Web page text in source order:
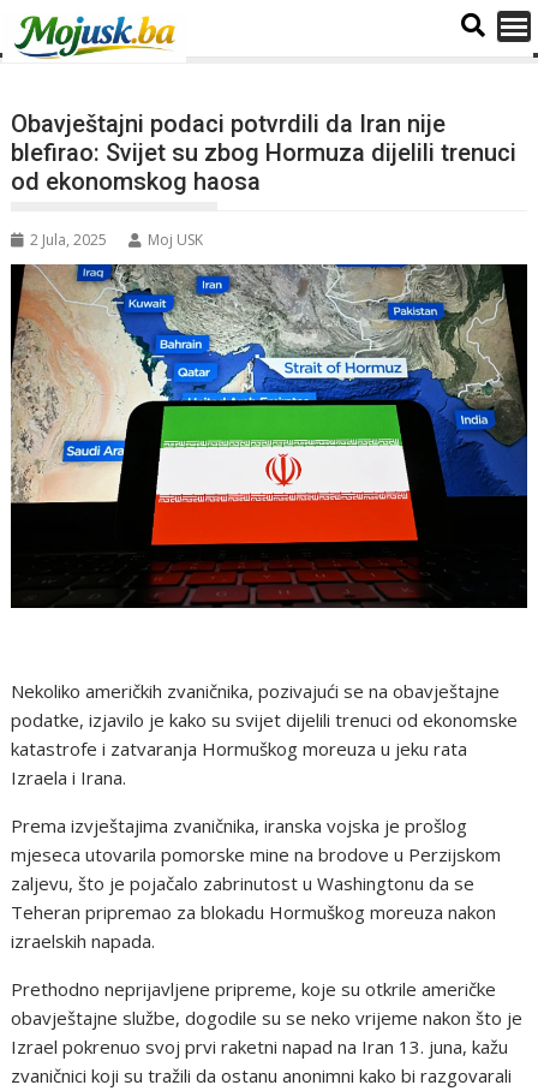
Obavještajni podaci potvrdili da Iran nije
blefirao: Svijet su zbog Hormuza dijelili trenuci
od ekonomskog haosa
2 Jula, 2025 Moj USK
Nekoliko američkih zvaničnika, pozivajući se na obavještajne
podatke, izjavilo je kako su svijet dijelili trenuci od ekonomske
katastrofe i zatvaranja Hormuškog moreuza u jeku rata
Izraela i Irana.
Prema izvještajima zvaničnika, iranska vojska je prošlog
mjeseca utovarila pomorske mine na brodove u Perzijskom
zaljevu, što je pojačalo zabrinutost u Washingtonu da se
Teheran pripremao za blokadu Hormuškog moreuza nakon
izraelskih napada.
Prethodno neprijavljene pripreme, koje su otkrile američke
obavještajne službe, dogodile su se neko vrijeme nakon što je
Izrael pokrenuo svoj prvi raketni napad na Iran 13. juna, kažu
zvaničnici koji su tražili da ostanu anonimni kako bi razgovarali